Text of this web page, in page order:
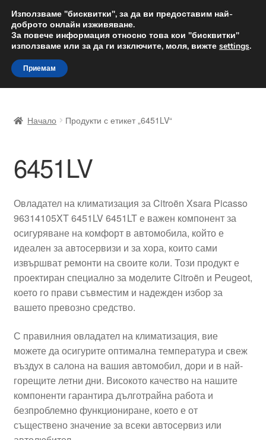
ДОСТАВКА от 12 лв.
Доставка по целия свят
Skip
to
navigation
Skip
to
content
Доставка по целия свят
Жалби
Количка
Контакт
Моята сметка
Политика за поверителност
Правила и условия
Процедура за рекламации
Начало Продукти с етикет „6451LV“
6451LV
Овладател на климатизация за Citroën Xsara Picasso
96314105XT 6451LV 6451LT е важен компонент за
осигуряване на комфорт в автомобила, който е
идеален за автосервизи и за хора, които сами
извършват ремонти на своите коли. Този продукт е
проектиран специално за моделите Citroën и Peugeot,
което го прави съвместим и надежден избор за
вашето превозно средство.
С правилния овладател на климатизация, вие
можете да осигурите оптимална температура и свеж
въздух в салона на вашия автомобил, дори и в най-
горещите летни дни. Високото качество на нашите
компоненти гарантира дълготрайна работа и
безпроблемно функциониране, което е от
съществено значение за всеки автосервиз или
Използваме "бисквитки", за да ви предоставим най-
доброто онлайн изживяване.
За повече информация относно това кои "бисквитки"
използваме или за да ги изключите, моля, вижте settings.
Приемам